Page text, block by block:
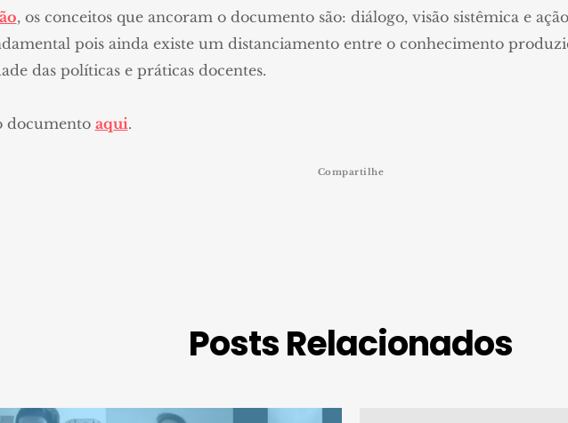
, os conceitos que ancoram o documento são: diálogo, visão sistêmica e
pois ainda existe um distanciamento entre o conhecimento
das políticas e práticas docentes.
documento aqui.
Compartilhe
Posts Relacionados